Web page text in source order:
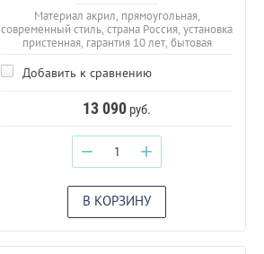
Материал акрил, прямоугольная,
современный стиль, страна Россия, установка
пристенная, гарантия 10 лет, бытовая
Добавить к сравнению
13 090 руб.
− +
В КОРЗИНУ